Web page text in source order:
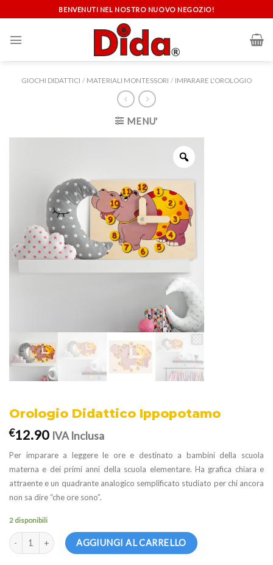
to
content
BENVENUTI NEL NOSTRO NUOVO NEGOZIO!
GIOCHI DIDATTICI / MATERIALI MONTESSORI / IMPARARE L'OROLOGIO
MENU'
Orologio Didattico Ippopotamo
€12.90 IVA Inclusa
Per imparare a leggere le ore e destinato a bambini della scuola
materna e dei primi anni della scuola elementare. Ha grafica chiara e
attraente e un quadrante analogico semplificato studiato per chi ancora
non sa dire “che ore sono”.
2 disponibili
Orologio Didattico Ippopotamo quantità
AGGIUNGI AL CARRELLO